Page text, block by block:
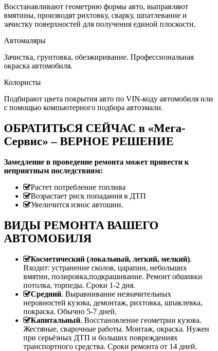
Восстанавливают геометрию формы авто, выправляют
вмятины, производят рихтовку, сварку, шпатлевание и
зачистку поверхностей для получения единой плоскости.
Автомаляры
Зачистка, грунтовка, обезжиривание. Профессиональная
окраска автомобиля.
Колористы
Подбирают цвета покрытия авто по VIN-коду автомобиля или
с помощью компьютерного подбора автоэмали.
ОБРАТИТЬСЯ СЕЙЧАС в «Мега-
Сервис» – ВЕРНОЕ РЕШЕНИЕ
Замедление в проведение ремонта может привести к
неприятным последствиям:
Растет потребление топлива
Возрастает риск попадания в ДТП
Увеличится износ автошин.
ВИДЫ РЕМОНТА ВАШЕГО
АВТОМОБИЛЯ
Косметический (локальный, легкий, мелкий).
Входит: устранение сколов, царапин, небольших
вмятин, полировка,подкрашивание. Ремонт обшивки
потолка, торпеды. Сроки 1-2 дня.
Средний. Выравнивание незначительных
неровностей кузова, демонтаж, рихтовка, шпаклевка,
покраска. Обычно 5-7 дней.
Капитальный. Восстановление геометрии кузова.
Жестяные, сварочные работы. Монтаж, окраска. Нужен
при серьёзных ДТП и больших повреждениях
транспортного средства. Сроки ремонта от 14 дней.